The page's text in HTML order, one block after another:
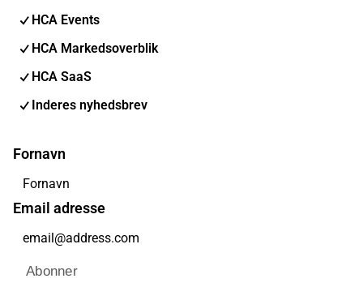
HCA Events
HCA Markedsoverblik
HCA SaaS
Inderes nyhedsbrev
Fornavn
Email adresse
Abonner